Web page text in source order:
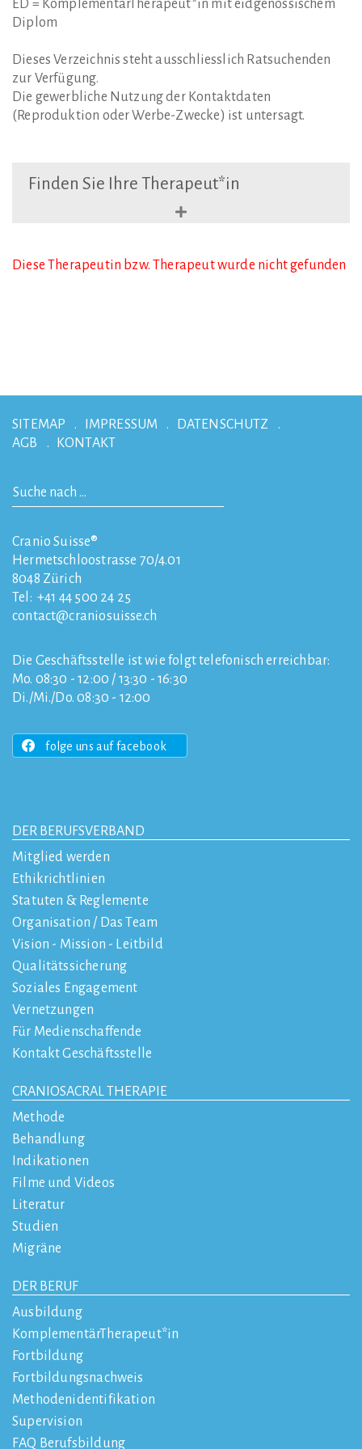
ED = KomplementärTherapeut*in mit eidgenössischem
Diplom
Dieses Verzeichnis steht ausschliesslich Ratsuchenden
zur Verfügung.
Die gewerbliche Nutzung der Kontaktdaten
(Reproduktion oder Werbe-Zwecke) ist untersagt.
Finden Sie Ihre Therapeut*in
Diese Therapeutin bzw. Therapeut wurde nicht gefunden
SITEMAP IMPRESSUM
DATENSCHUTZ
AGB
KONTAKT
Cranio Suisse®
Hermetschloostrasse 70/4.01
8048 Zürich
Tel: +41 44 500 24 25
contact
craniosuisse.ch
Die Geschäftsstelle ist wie folgt telefonisch erreichbar:
Mo. 08:30 - 12:00 / 13:30 - 16:30
Di./Mi./Do. 08:30 - 12:00
folge uns auf facebook
DER BERUFSVERBAND
Mitglied werden
Ethikrichtlinien
Statuten & Reglemente
Organisation / Das Team
Vision - Mission - Leitbild
Qualitätssicherung
Soziales Engagement
Vernetzungen
Für Medienschaffende
Kontakt Geschäftsstelle
CRANIOSACRAL THERAPIE
Methode
Behandlung
Indikationen
Filme und Videos
Literatur
Studien
Migräne
DER BERUF
Ausbildung
KomplementärTherapeut*in
Fortbildung
Fortbildungsnachweis
Methodenidentifikation
Supervision
FAQ Berufsbildung